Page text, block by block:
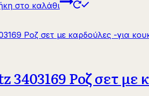
στο καλάθι
3403169 Ροζ σετ με